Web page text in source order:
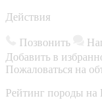
Действия
Позвонить
Добавить в
Пожаловаться на
Рейтинг породы на